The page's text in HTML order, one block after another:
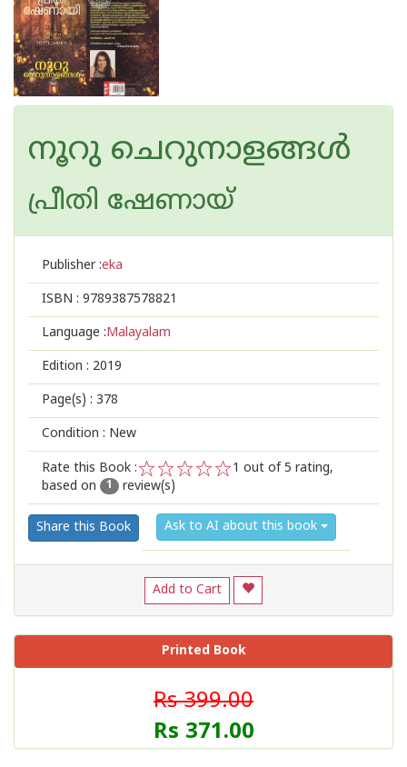
നൂറു ചെറുനാളങ്ങള്‍
പ്രീതി ഷേണായ്
Publisher :eka
ISBN : 9789387578821
Language :Malayalam
Edition : 2019
Page(s) : 378
Condition : New
Rate this Book :
2
1
1 out of 5 rating,
based on
1 review(s)
Share this Book Ask to AI about this book
Add to Cart
Printed Book
Rs 399.00
Rs 371.00